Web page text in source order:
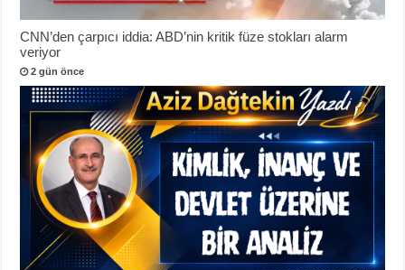
CNN’den çarpıcı iddia: ABD’nin kritik füze stokları alarm
veriyor
2 gün önce